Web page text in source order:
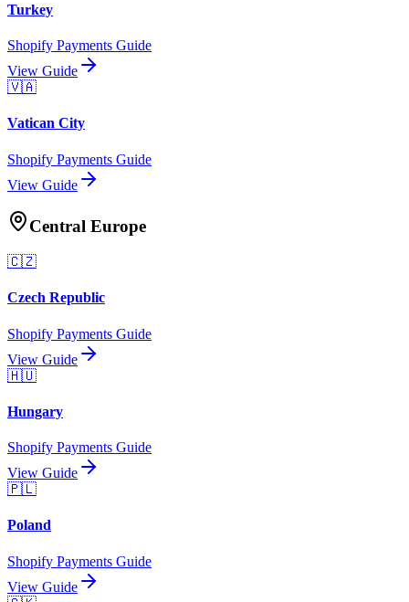
Turkey
Shopify Payments Guide
View Guide
🇻🇦
Vatican City
Shopify Payments Guide
View Guide
Central Europe
🇨🇿
Czech Republic
Shopify Payments Guide
View Guide
🇭🇺
Hungary
Shopify Payments Guide
View Guide
🇵🇱
Poland
Shopify Payments Guide
View Guide